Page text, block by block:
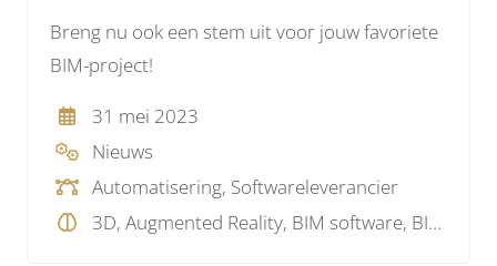
Breng nu ook een stem uit voor jouw favoriete
BIM-project!
31 mei 2023
Nieuws
Automatisering, Softwareleverancier
3D, Augmented Reality, BIM software, BIM standaard, Model checking, Parametrisch, Pointcloud